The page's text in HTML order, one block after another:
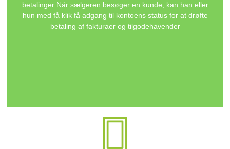
betalinger Når sælgeren besøger en kunde, kan han eller
hun med få klik få adgang til kontoens status for at drøfte
betaling af fakturaer og tilgodehavender